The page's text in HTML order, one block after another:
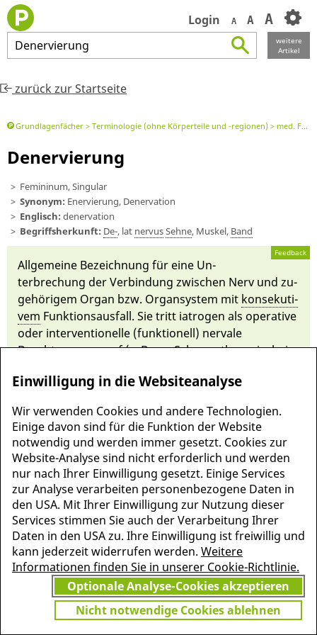
Login A A A
Denervierung
weitere
Artikel
zurück zur Startseite
Grundlagenfächer Terminologie (ohne Körperteile und -regionen) med. Fachbegriff oder Element davon
Denervierung
Femininum, Singular
Synonym: Enervierung, Denervation
Englisch: denervation
Begriffsherkunft: De-, lat nervusSehne, Muskel, Band
Feedback
Allgemeine Be­zeichnung für ei­ne Un­
terbrechung der Ver­bindung zwi­schen Nerv und zu­
gehö­rigem Or­gan bzw. Or­gansystem mit konsekuti­
vem Funktions­aus­fall. Sie tritt iatrogen als operative
oder in­ter­ventionel­le (funktionell) nervale
Durchtrennung auf (z. B. zur Schmerz­the­rapie, bei
Vagotomie) oder pathologisch in­folge Degenerati­on
MEHR INFORMATIONEN
ZU PSCHYREMBEL
JETZT
GRATIS TESTEN
Einwilligung in die Websiteanalyse
Wir verwenden Cookies und andere Technologien.
Einige davon sind für die Funktion der Website
notwendig und werden immer gesetzt. Cookies zur
Website-Analyse sind nicht erforderlich und werden
nur nach Ihrer Einwilligung gesetzt. Einige Services
zur Analyse verarbeiten personenbezogene Daten in
den USA. Mit Ihrer Einwilligung zur Nutzung dieser
Services stimmen Sie auch der Verarbeitung Ihrer
Daten in den USA zu. Ihre Einwilligung ist freiwillig und
kann jederzeit widerrufen werden. Weitere
Informationen finden Sie in unserer Cookie-Richtlinie.
Optionale Analyse-Cookies akzeptieren
Nicht notwendige Cookies ablehnen